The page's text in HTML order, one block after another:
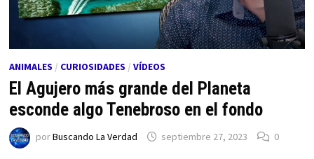
ANIMALES / CURIOSIDADES / VÍDEOS
El Agujero más grande del Planeta
esconde algo Tenebroso en el fondo
porBuscando La Verdad septiembre 27, 2023 0